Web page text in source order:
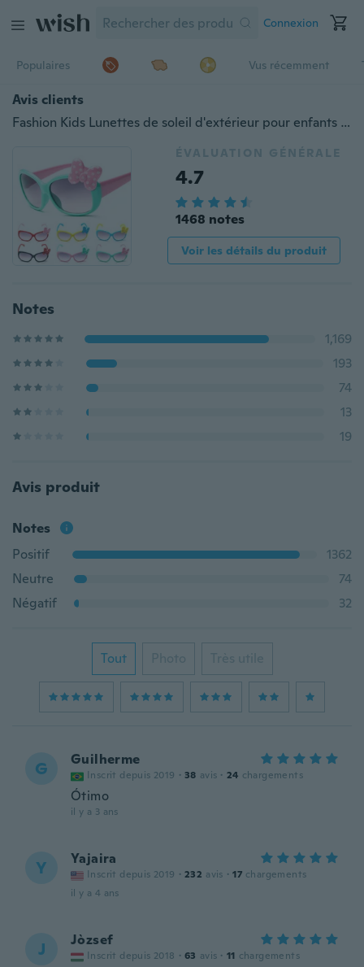
Connexion
Populaires Vus récemment
Avis clients
Fashion Kids Lunettes de soleil d'extérieur pour enfants Lunettes de soleil avec nœud papillon mignon Lunettes de soleil UV
ÉVALUATION GÉNÉRALE
4.7
1468 notes
Voir les détails du produit
Notes
1,169
193
74
13
19
Avis produit
Notes
Positif
1362
Neutre
74
Négatif
32
Tout Photo Très utile
G Guilherme
Inscrit depuis 2019 · 38 avis · 24 chargements
Ótimo
il y a 3 ans
Y Yajaira
Inscrit depuis 2019 · 232 avis · 17 chargements
il y a 4 ans
J Jòzsef
Inscrit depuis 2018 · 63 avis · 11 chargements